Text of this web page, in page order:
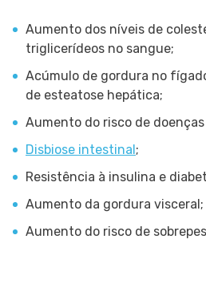
Aumento dos níveis de
triglicerídeos no sangue;
Acúmulo de gordura no
de esteatose hepática;
Aumento do risco de
Disbiose intestinal ;
Resistência à insulina e
Aumento da gordura visceral;
Aumento do risco de